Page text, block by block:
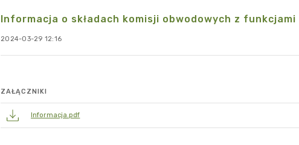
Informacja o składach komisji obwodowych z funkcjami
2024-03-29 12:16
ZAŁĄCZNIKI
Informacja.pdf